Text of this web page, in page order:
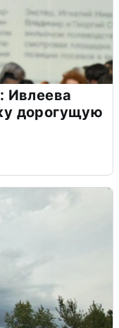
Ивлеева
дорогущую